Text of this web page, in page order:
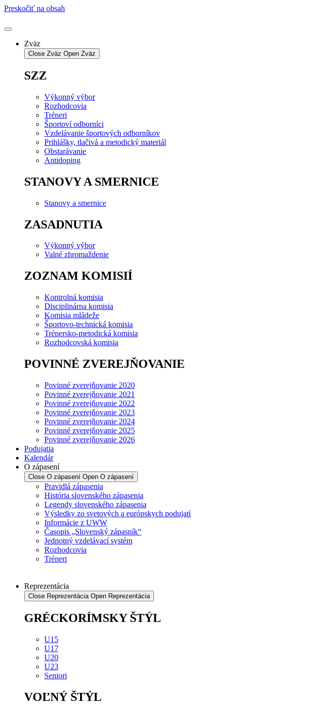
Preskočiť na obsah
Zväz
Close Zväz Open Zväz
SZZ
Výkonný výbor
Rozhodcovia
Tréneri
Športoví odborníci
Vzdelávanie športových odborníkov
Prihlášky, tlačivá a metodický materiál
Obstarávanie
Antidoping
STANOVY A SMERNICE
Stanovy a smernice
ZASADNUTIA
Výkonný výbor
Valné zhromaždenie
ZOZNAM KOMISIÍ
Kontrolná komisia
Disciplinárna komisia
Komisia mládeže
Športovo-technická komisia
Trénersko-metodická komisia
Rozhodcovská komisia
POVINNÉ ZVEREJŇOVANIE
Povinné zverejňovanie 2020
Povinné zverejňovanie 2021
Povinné zverejňovanie 2022
Povinné zverejňovanie 2023
Povinné zverejňovanie 2024
Povinné zverejňovanie 2025
Povinné zverejňovanie 2026
Podujatia
Kalendár
O zápasení
Close O zápasení Open O zápasení
Pravidlá zápasenia
História slovenského zápasenia
Legendy slovenského zápasenia
Výsledky zo svetových a európskych podujatí
Informácie z UWW
Časopis „Slovenský zápasník“
Jednotný vzdelávací systém
Rozhodcovia
Tréneri
Reprezentácia
Close Reprezentácia Open Reprezentácia
GRÉCKORÍMSKY ŠTÝL
U15
U17
U20
U23
Seniori
VOĽNÝ ŠTÝL